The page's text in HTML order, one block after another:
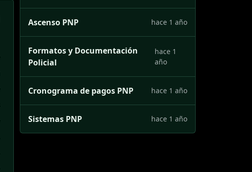
Ascenso PNP hace 1 año
Formatos y Documentación
Policial
hace 1
año
Cronograma de pagos PNP hace 1 año
Sistemas PNP hace 1 año